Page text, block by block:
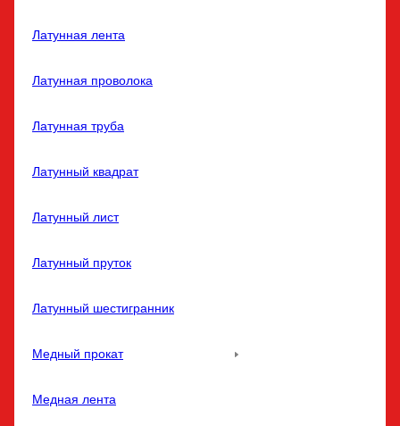
Латунная лента
Латунная проволока
Латунная труба
Латунный квадрат
Латунный лист
Латунный пруток
Латунный шестигранник
Медный прокат
Медная лента